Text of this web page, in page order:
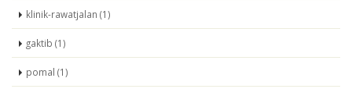
klinik-rawatjalan (1)
gaktib (1)
pomal (1)